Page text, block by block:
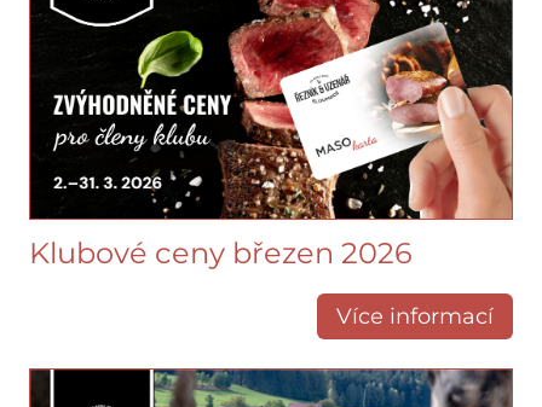
Klubové ceny březen 2026
Více informací